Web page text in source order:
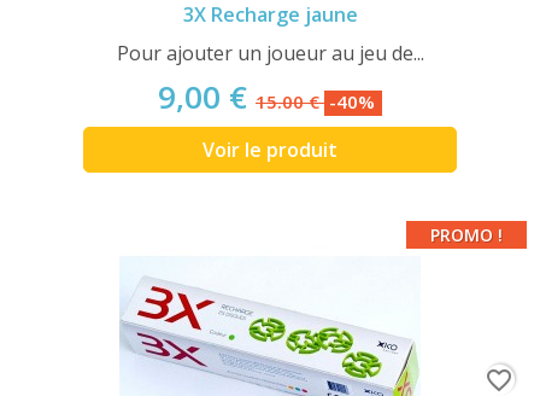
3X Recharge jaune
Pour ajouter un joueur au jeu de...
9,00 € 15.00 € -40%
Voir le produit
PROMO !
favorite_border